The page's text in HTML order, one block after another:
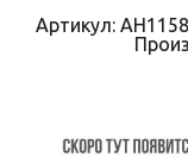
Артикул: